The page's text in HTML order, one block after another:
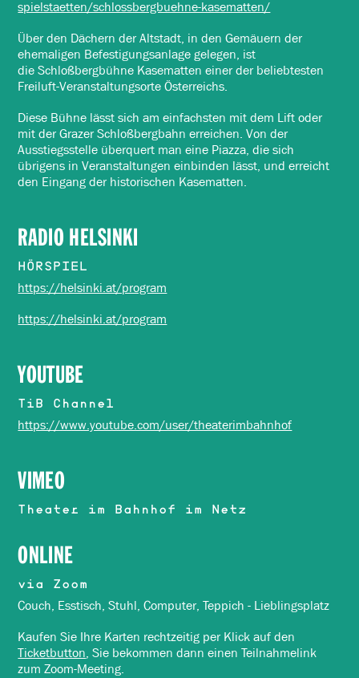
spielstaetten/schlossbergbuehne-kasematten/
Über den Dächern der Altstadt, in den Gemäuern der
ehemaligen Befestigungsanlage gelegen, ist
die Schloßbergbühne Kasematten einer der beliebtesten
Freiluft-Veranstaltungsorte Österreichs.
Diese Bühne lässt sich am einfachsten mit dem Lift oder
mit der Grazer Schloßbergbahn erreichen. Von der
Ausstiegsstelle überquert man eine Piazza, die sich
übrigens in Veranstaltungen einbinden lässt, und erreicht
den Eingang der historischen Kasematten.
RADIO HELSINKI
HÖRSPIEL
https://helsinki.at/program
https://helsinki.at/program
YOUTUBE
TiB Channel
https://www.youtube.com/user/theaterimbahnhof
VIMEO
Theater im Bahnhof im Netz
ONLINE
via Zoom
Couch, Esstisch, Stuhl, Computer, Teppich - Lieblingsplatz
Kaufen Sie Ihre Karten rechtzeitig per Klick auf den
Ticketbutton, Sie bekommen dann einen Teilnahmelink
zum Zoom-Meeting.